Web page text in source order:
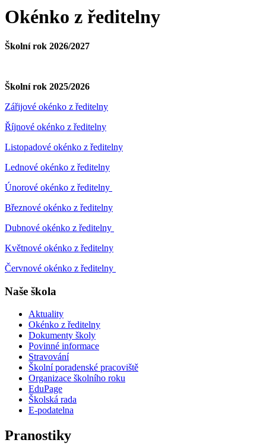
Okénko z ředitelny
Školní rok 2026/2027
Školní rok 2025/2026
Zářijové okénko z ředitelny
Říjnové okénko z ředitelny
Listopadové okénko z ředitelny
Lednové okénko z ředitelny
Únorové okénko z ředitelny
Březnové okénko z ředitelny
Dubnové okénko z ředitelny
Květnové okénko z ředitelny
Červnové okénko z ředitelny
Naše škola
Aktuality
Okénko z ředitelny
Dokumenty školy
Povinné informace
Stravování
Školní poradenské pracoviště
Organizace školního roku
EduPage
Školská rada
E-podatelna
Pranostiky